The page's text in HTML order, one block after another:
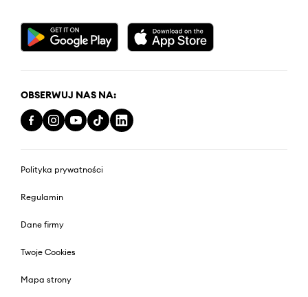
OBSERWUJ NAS NA:
Polityka prywatności
Regulamin
Dane firmy
Twoje Cookies
Mapa strony